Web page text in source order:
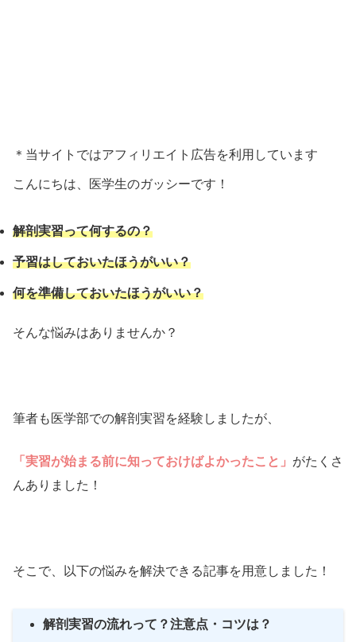
＊当サイトではアフィリエイト広告を利用しています
こんにちは、医学生のガッシーです！
解剖実習って何するの？
予習はしておいたほうがいい？
何を準備しておいたほうがいい？
そんな悩みはありませんか？
筆者も医学部での解剖実習を経験しましたが、
「実習が始まる前に知っておけばよかったこと」 がたくさ
んありました！
そこで、以下の悩みを解決できる記事を用意しました！
解剖実習の流れって？注意点・コツは？